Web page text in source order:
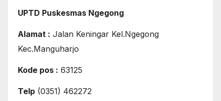
UPTD Puskesmas Ngegong
Alamat : Jalan Keningar Kel.Ngegong
Kec.Manguharjo
Kode pos : 63125
Telp (0351) 462272